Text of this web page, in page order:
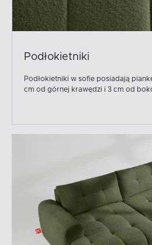
Podłokietniki
Podłokietniki w sofie posiadają
cm od górnej krawędzi i 3 cm od